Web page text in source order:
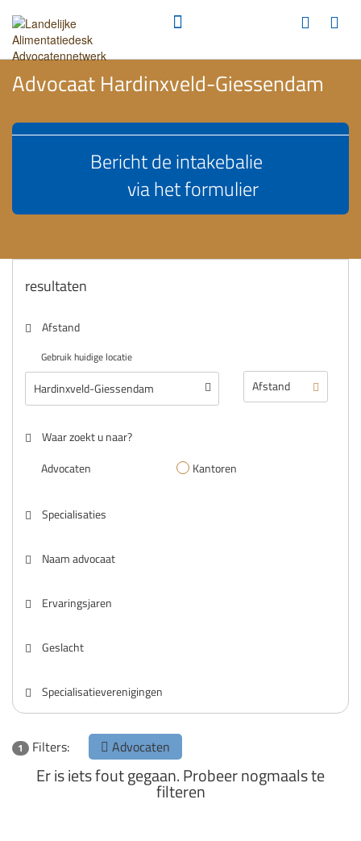
Advocaat Hardinxveld-Giessendam
Bericht de intakebalie
via het formulier
resultaten
Afstand
Gebruik huidige locatie
Waar zoekt u naar?
Advocaten
Kantoren
Specialisaties
Naam advocaat
Ervaringsjaren
Geslacht
Specialisatieverenigingen
1 Filters: Advocaten
Er is iets fout gegaan. Probeer nogmaals te
filteren